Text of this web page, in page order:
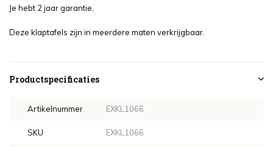
Je hebt 2 jaar garantie.
Deze klaptafels zijn in meerdere maten verkrijgbaar.
Productspecificaties
Artikelnummer EXKL1066
SKU EXKL1066